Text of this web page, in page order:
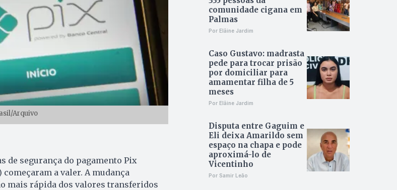
Arquivo
de segurança do pagamento Pix
a valer. A mudança
mais rápida dos valores transferidos
comunidade cigana em
Palmas
Por Elâine Jardim
Caso Gustavo: madrasta
pede para trocar prisão
por domiciliar para
amamentar filha de 5
meses
Por Elâine Jardim
Disputa entre Gaguim e
Eli deixa Amarildo sem
espaço na chapa e pode
aproximá-lo de
Vicentinho
Por Samir Leão